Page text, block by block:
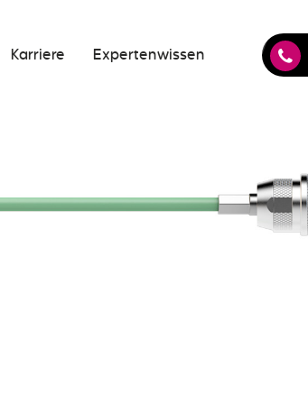
Karriere Expertenwissen